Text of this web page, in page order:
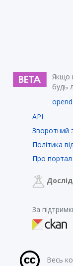
Якщо
будь
API
Зворотний
Політика
Про портал
За
Весь